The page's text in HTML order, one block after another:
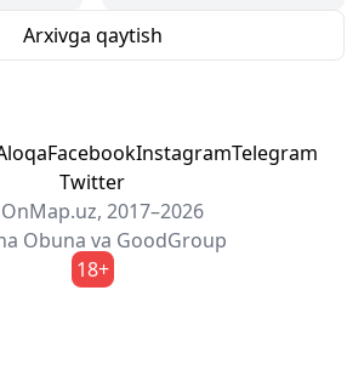
Arxivga qaytish
FacebookInstagramTelegram
Twitter
2017–2026
Obuna va GoodGroup
18+